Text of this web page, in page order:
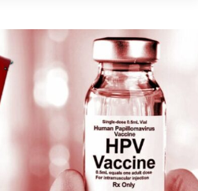
LA
CAUSA:
CONVERSAZIONE
CON
BLAXILL